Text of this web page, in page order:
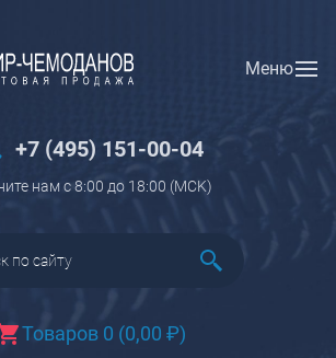
Меню
+7 (495) 151-00-04
нам с 8:00 до 18:00 (МCK)
Товаров 0 (0,00 ₽)
Вход Регистрация
Багаж
Чемоданы
Чемоданы детские
Пилоты на колесах